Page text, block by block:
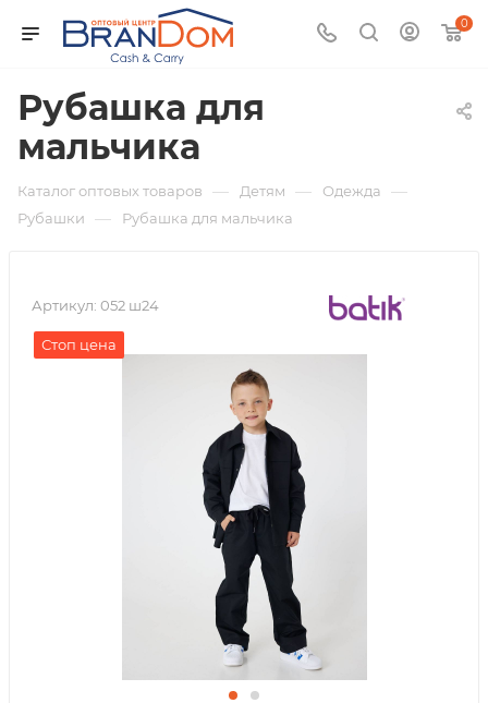
0
Рубашка для
мальчика
Каталог оптовых товаров — Детям — Одежда —
Рубашки — Рубашка для мальчика
Артикул: 052 ш24
Стоп цена